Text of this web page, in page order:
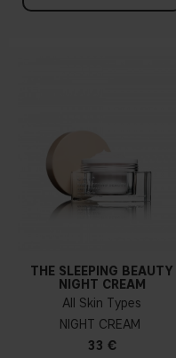
THE SLEEPING BEAUTY
NIGHT CREAM
All Skin Types
NIGHT CREAM
33 €